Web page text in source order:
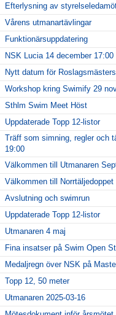
Efterlysning av
Vårens utmanartävlingar
Funktionärsuppdatering
NSK Lucia 14 december 17:00
Nytt datum för
Workshop kring Swimify 29
Sthlm Swim Meet Höst
Uppdaterade Topp 12-listor
Träff som simning, regler och
19:00
Välkommen till Utmanaren
Välkommen till Norrtäljedoppet
Avslutning och swimrun
Uppdaterade Topp 12-listor
Utmanaren 4 maj
Fina insatser på Swim Open
Medaljregn över NSK på
Topp 12, 50 meter
Utmanaren 2025-03-16